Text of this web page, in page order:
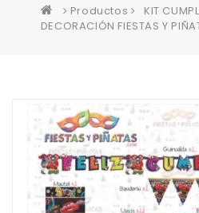
Productos
KIT
DECORACIÓN FIESTAS Y